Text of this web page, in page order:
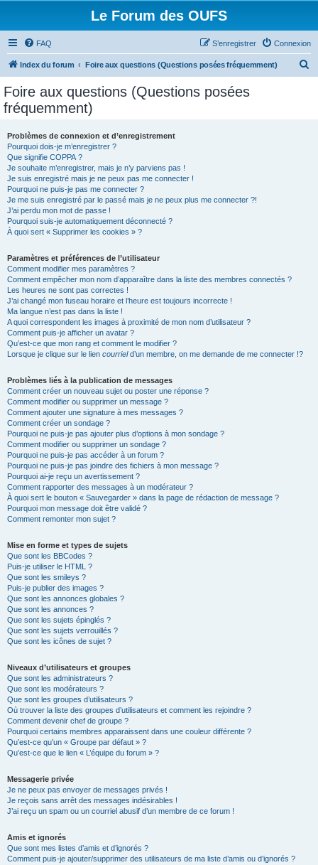
Le Forum des OUFS
FAQ Connexion
S’enregistrer
Index du forum Foire aux questions (Questions posées fréquemment)
Foire aux questions (Questions posées
fréquemment)
Problèmes de connexion et d’enregistrement
Pourquoi dois-je m’enregistrer ?
Que signifie COPPA ?
Je souhaite m’enregistrer, mais je n’y parviens pas !
Je suis enregistré mais je ne peux pas me connecter !
Pourquoi ne puis-je pas me connecter ?
Je me suis enregistré par le passé mais je ne peux plus me connecter ?!
J’ai perdu mon mot de passe !
Pourquoi suis-je automatiquement déconnecté ?
À quoi sert « Supprimer les cookies » ?
Paramètres et préférences de l’utilisateur
Comment modifier mes paramètres ?
Comment empêcher mon nom d’apparaître dans la liste des membres connectés ?
Les heures ne sont pas correctes !
J’ai changé mon fuseau horaire et l’heure est toujours incorrecte !
Ma langue n’est pas dans la liste !
A quoi correspondent les images à proximité de mon nom d’utilisateur ?
Comment puis-je afficher un avatar ?
Qu’est-ce que mon rang et comment le modifier ?
Lorsque je clique sur le lien courrield’un membre, on me demande de me connecter !?
Problèmes liés à la publication de messages
Comment créer un nouveau sujet ou poster une réponse ?
Comment modifier ou supprimer un message ?
Comment ajouter une signature à mes messages ?
Comment créer un sondage ?
Pourquoi ne puis-je pas ajouter plus d’options à mon sondage ?
Comment modifier ou supprimer un sondage ?
Pourquoi ne puis-je pas accéder à un forum ?
Pourquoi ne puis-je pas joindre des fichiers à mon message ?
Pourquoi ai-je reçu un avertissement ?
Comment rapporter des messages à un modérateur ?
À quoi sert le bouton « Sauvegarder » dans la page de rédaction de message ?
Pourquoi mon message doit être validé ?
Comment remonter mon sujet ?
Mise en forme et types de sujets
Que sont les BBCodes ?
Puis-je utiliser le HTML ?
Que sont les smileys ?
Puis-je publier des images ?
Que sont les annonces globales ?
Que sont les annonces ?
Que sont les sujets épinglés ?
Que sont les sujets verrouillés ?
Que sont les icônes de sujet ?
Niveaux d’utilisateurs et groupes
Que sont les administrateurs ?
Que sont les modérateurs ?
Que sont les groupes d’utilisateurs ?
Où trouver la liste des groupes d’utilisateurs et comment les rejoindre ?
Comment devenir chef de groupe ?
Pourquoi certains membres apparaissent dans une couleur différente ?
Qu’est-ce qu’un « Groupe par défaut » ?
Qu’est-ce que le lien « L’équipe du forum » ?
Messagerie privée
Je ne peux pas envoyer de messages privés !
Je reçois sans arrêt des messages indésirables !
J’ai reçu un spam ou un courriel abusif d’un membre de ce forum !
Amis et ignorés
Que sont mes listes d’amis et d’ignorés ?
Comment puis-je ajouter/supprimer des utilisateurs de ma liste d’amis ou d’ignorés ?